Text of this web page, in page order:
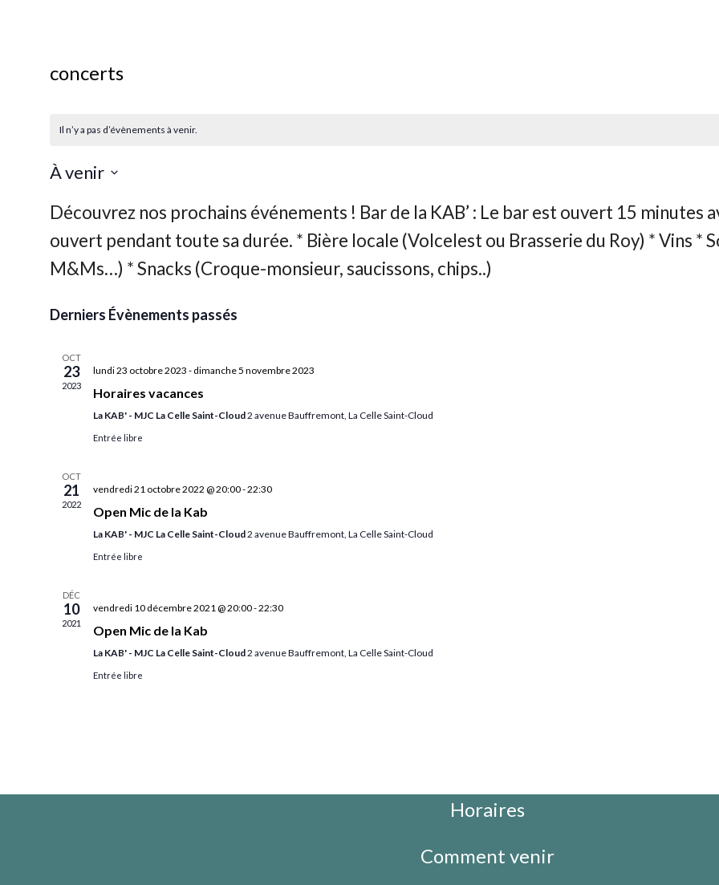
concerts
Il n’y a pas d’évènements à venir.
À venir
une
date.
Derniers Évènements passés
OCT
23
2023
lundi 23 octobre 2023 - dimanche 5 novembre 2023
Horaires vacances
La KAB' - MJC La Celle Saint-Cloud2 avenue Bauffremont, La Celle Saint-Cloud
Entrée libre
OCT
21
2022
vendredi 21 octobre 2022 @ 20:00-22:30
Open Mic de la Kab
La KAB' - MJC La Celle Saint-Cloud2 avenue Bauffremont, La Celle Saint-Cloud
Entrée libre
DÉC
10
2021
vendredi 10 décembre 2021 @ 20:00-22:30
Open Mic de la Kab
La KAB' - MJC La Celle Saint-Cloud2 avenue Bauffremont, La Celle Saint-Cloud
Entrée libre
Horaires
Comment venir